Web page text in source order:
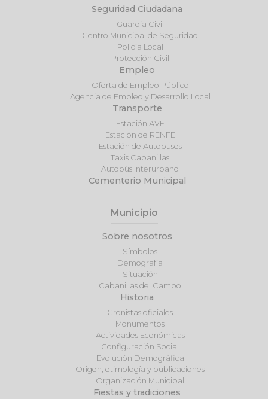
Seguridad Ciudadana
Guardia Civil
Centro Municipal de Seguridad
Policía Local
Protección Civil
Empleo
Oferta de Empleo Público
Agencia de Empleo y Desarrollo Local
Transporte
Estación AVE
Estación de RENFE
Estación de Autobuses
Taxis Cabanillas
Autobús Interurbano
Cementerio Municipal
Municipio
Sobre nosotros
Símbolos
Demografía
Situación
Cabanillas del Campo
Historia
Cronistas oficiales
Monumentos
Actividades Económicas
Configuración Social
Evolución Demográfica
Origen, etimología y publicaciones
Organización Municipal
Fiestas y tradiciones